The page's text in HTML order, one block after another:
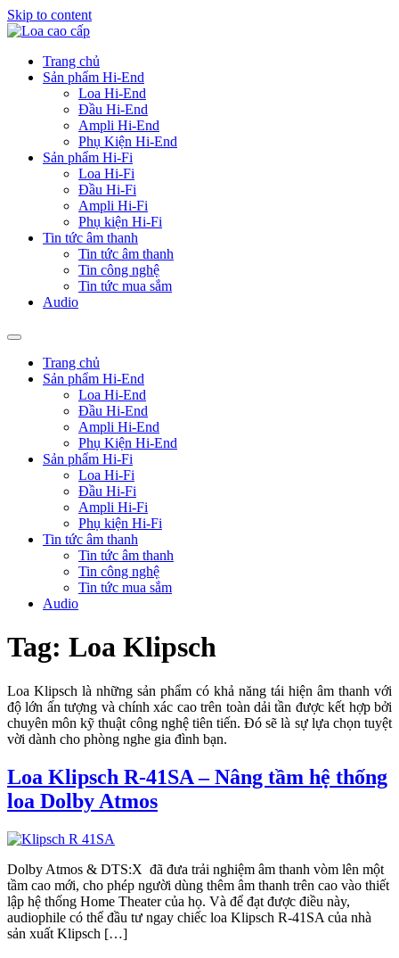
Skip to content
Trang chủ
Sản phẩm Hi-End
Loa Hi-End
Đầu Hi-End
Ampli Hi-End
Phụ Kiện Hi-End
Sản phẩm Hi-Fi
Loa Hi-Fi
Đầu Hi-Fi
Ampli Hi-Fi
Phụ kiện Hi-Fi
Tin tức âm thanh
Tin tức âm thanh
Tin công nghệ
Tin tức mua sắm
Audio
Trang chủ
Sản phẩm Hi-End
Loa Hi-End
Đầu Hi-End
Ampli Hi-End
Phụ Kiện Hi-End
Sản phẩm Hi-Fi
Loa Hi-Fi
Đầu Hi-Fi
Ampli Hi-Fi
Phụ kiện Hi-Fi
Tin tức âm thanh
Tin tức âm thanh
Tin công nghệ
Tin tức mua sắm
Audio
Tag: Loa Klipsch
Loa Klipsch là những sản phẩm có khả năng tái hiện âm thanh với
độ lớn ấn tượng và chính xác cao trên toàn dải tần được kết hợp bởi
chuyên môn kỹ thuật công nghệ tiên tiến. Đó sẽ là sự lựa chọn tuyệt
vời dành cho phòng nghe gia đình bạn.
Loa Klipsch R-41SA – Nâng tầm hệ thống
loa Dolby Atmos
Dolby Atmos & DTS:X đã đưa trải nghiệm âm thanh vòm lên một
tầm cao mới, cho phép người dùng thêm âm thanh trên cao vào thiết
lập hệ thống Home Theater của họ. Và để đạt được điều này,
audiophile có thể đầu tư ngay chiếc loa Klipsch R-41SA của nhà
sản xuất Klipsch […]